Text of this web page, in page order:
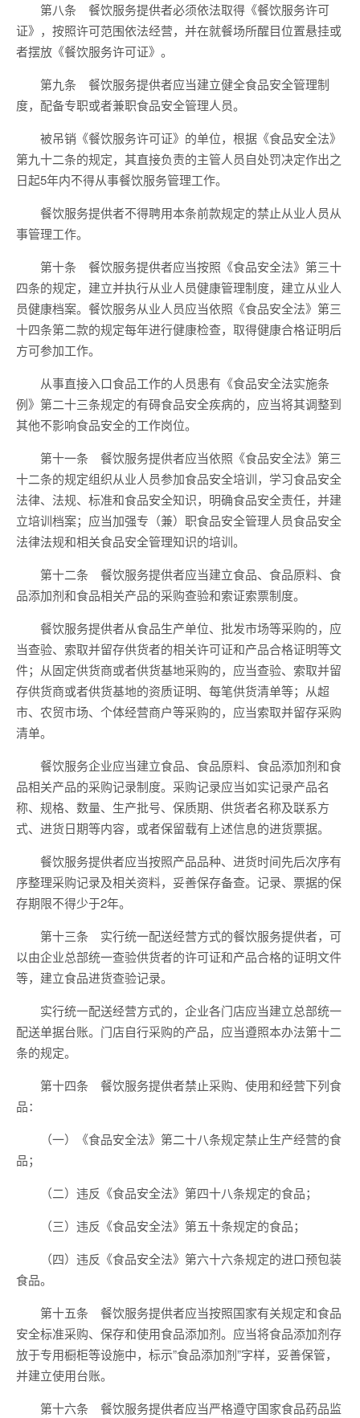
第八条 餐饮服务提供者必须依法取得《餐饮服务许可
证》，按照许可范围依法经营，并在就餐场所醒目位置悬挂或
者摆放《餐饮服务许可证》。
第九条 餐饮服务提供者应当建立健全食品安全管理制
度，配备专职或者兼职食品安全管理人员。
被吊销《餐饮服务许可证》的单位，根据《食品安全法》
第九十二条的规定，其直接负责的主管人员自处罚决定作出之
日起5年内不得从事餐饮服务管理工作。
餐饮服务提供者不得聘用本条前款规定的禁止从业人员从
事管理工作。
第十条 餐饮服务提供者应当按照《食品安全法》第三十
四条的规定，建立并执行从业人员健康管理制度，建立从业人
员健康档案。餐饮服务从业人员应当依照《食品安全法》第三
十四条第二款的规定每年进行健康检查，取得健康合格证明后
方可参加工作。
从事直接入口食品工作的人员患有《食品安全法实施条
例》第二十三条规定的有碍食品安全疾病的，应当将其调整到
其他不影响食品安全的工作岗位。
第十一条 餐饮服务提供者应当依照《食品安全法》第三
十二条的规定组织从业人员参加食品安全培训，学习食品安全
法律、法规、标准和食品安全知识，明确食品安全责任，并建
立培训档案；应当加强专（兼）职食品安全管理人员食品安全
法律法规和相关食品安全管理知识的培训。
第十二条 餐饮服务提供者应当建立食品、食品原料、食
品添加剂和食品相关产品的采购查验和索证索票制度。
餐饮服务提供者从食品生产单位、批发市场等采购的，应
当查验、索取并留存供货者的相关许可证和产品合格证明等文
件；从固定供货商或者供货基地采购的，应当查验、索取并留
存供货商或者供货基地的资质证明、每笔供货清单等；从超
市、农贸市场、个体经营商户等采购的，应当索取并留存采购
清单。
餐饮服务企业应当建立食品、食品原料、食品添加剂和食
品相关产品的采购记录制度。采购记录应当如实记录产品名
称、规格、数量、生产批号、保质期、供货者名称及联系方
式、进货日期等内容，或者保留载有上述信息的进货票据。
餐饮服务提供者应当按照产品品种、进货时间先后次序有
序整理采购记录及相关资料，妥善保存备查。记录、票据的保
存期限不得少于2年。
第十三条 实行统一配送经营方式的餐饮服务提供者，可
以由企业总部统一查验供货者的许可证和产品合格的证明文件
等，建立食品进货查验记录。
实行统一配送经营方式的，企业各门店应当建立总部统一
配送单据台账。门店自行采购的产品，应当遵照本办法第十二
条的规定。
第十四条 餐饮服务提供者禁止采购、使用和经营下列食
品：
（一）《食品安全法》第二十八条规定禁止生产经营的食
品；
（二）违反《食品安全法》第四十八条规定的食品；
（三）违反《食品安全法》第五十条规定的食品；
（四）违反《食品安全法》第六十六条规定的进口预包装
食品。
第十五条 餐饮服务提供者应当按照国家有关规定和食品
安全标准采购、保存和使用食品添加剂。应当将食品添加剂存
放于专用橱柜等设施中，标示”食品添加剂”字样，妥善保管，
并建立使用台账。
第十六条 餐饮服务提供者应当严格遵守国家食品药品监